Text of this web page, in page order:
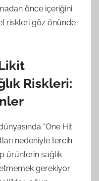
önce içeriğini
riskleri göz önünde
Riskleri:
“One Hit
nedeniyle tercih
ürünlerin sağlık
gerekiyor.